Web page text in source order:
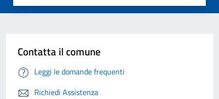
Contatta il comune
Leggi le domande frequenti
Richiedi Assistenza